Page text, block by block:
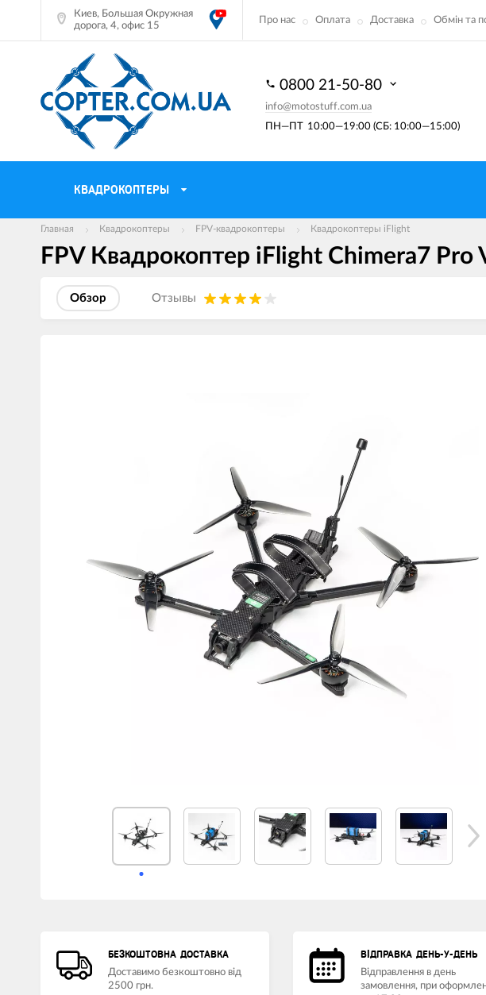
Киев, Большая Окружная
дорога, 4, офис 15
Про нас Оплата Доставка Обмін та
ПН—ПТ 10:00—19:00 (СБ: 10:00—15:00)
0800 21-50-80
info@motostuff.com.ua
КВАДРОКОПТЕРЫ
Главная Квадрокоптеры FPV-квадрокоптеры Квадрокоптеры iFlight
FPV Квадрокоптер iFlight Chimera7
Обзор Отзывы
БЕЗКОШТОВНА ДОСТАВКА
Доставимо безкоштовно від
2500 грн.
ВІДПРАВКА ДЕНЬ-У-ДЕНЬ
Відправлення в день
замовлення, при